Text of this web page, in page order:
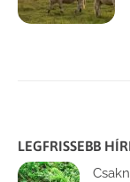
LEGFRISSEBB